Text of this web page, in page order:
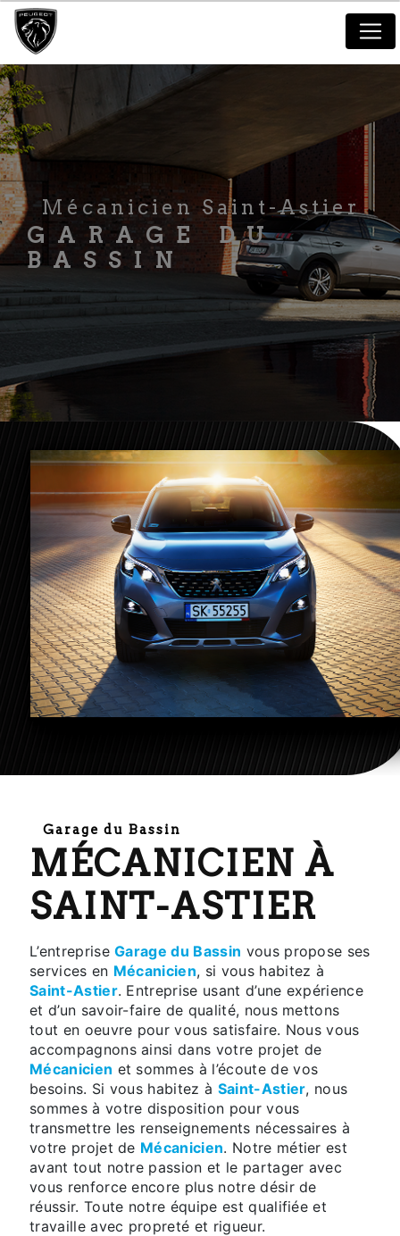
Mécanicien Saint-Astier
GARAGE DU
BASSIN
Garage du Bassin
MÉCANICIEN À
SAINT-ASTIER
L’entrepriseGarage du Bassin vous propose ses
services en Mécanicien, si vous habitez à
Saint-Astier. Entreprise usant d’une expérience
et d’un savoir-faire de qualité, nous mettons
tout en oeuvre pour vous satisfaire. Nous vous
accompagnons ainsi dans votre projet de
Mécanicien et sommes à l’écoute de vos
besoins. Si vous habitez à Saint-Astier, nous
sommes à votre disposition pour vous
transmettre les renseignements nécessaires à
votre projet de Mécanicien. Notre métier est
avant tout notre passion et le partager avec
vous renforce encore plus notre désir de
réussir. Toute notre équipe est qualifiée et
travaille avec propreté et rigueur.
Panneau de gestion des cookies